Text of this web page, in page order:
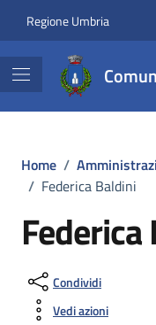
Regione Umbria
Home /
/ Federica Baldini
Condividi
Vedi azioni